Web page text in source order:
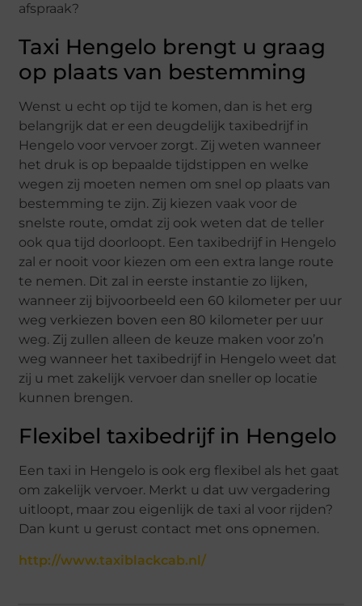
afspraak?
Taxi Hengelo brengt u graag
op plaats van bestemming
Wenst u echt op tijd te komen, dan is het erg
belangrijk dat er een deugdelijk taxibedrijf in
Hengelo voor vervoer zorgt. Zij weten wanneer
het druk is op bepaalde tijdstippen en welke
wegen zij moeten nemen om snel op plaats van
bestemming te zijn. Zij kiezen vaak voor de
snelste route, omdat zij ook weten dat de teller
ook qua tijd doorloopt. Een taxibedrijf in Hengelo
zal er nooit voor kiezen om een extra lange route
te nemen. Dit zal in eerste instantie zo lijken,
wanneer zij bijvoorbeeld een 60 kilometer per uur
weg verkiezen boven een 80 kilometer per uur
weg. Zij zullen alleen de keuze maken voor zo’n
weg wanneer het taxibedrijf in Hengelo weet dat
zij u met zakelijk vervoer dan sneller op locatie
kunnen brengen.
Flexibel taxibedrijf in Hengelo
Een taxi in Hengelo is ook erg flexibel als het gaat
om zakelijk vervoer. Merkt u dat uw vergadering
uitloopt, maar zou eigenlijk de taxi al voor rijden?
Dan kunt u gerust contact met ons opnemen.
http://www.taxiblackcab.nl/